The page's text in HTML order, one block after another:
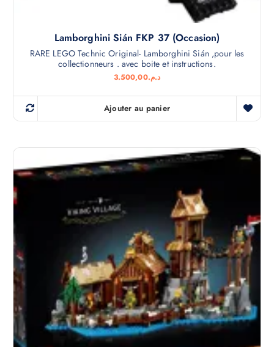
Lamborghini Sián FKP 37 (Occasion)
RARE LEGO Technic Original- Lamborghini Sián ,pour les
collectionneurs . avec boite et instructions.
د.م.3.500,00
Ajouter au panier